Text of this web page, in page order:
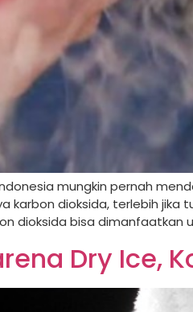
mungkin pernah
karbon dioksida, terlebih
dioksida bisa dimanfaatkan
Dry Ice,